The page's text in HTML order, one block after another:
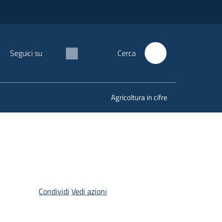
Seguici su Cerca
Agricoltura in cifre
Condividi Vedi azioni